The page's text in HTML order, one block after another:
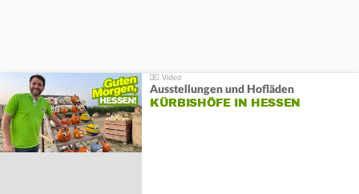
Ausstellungen und Hofläden
KÜRBISHÖFE IN HESSEN